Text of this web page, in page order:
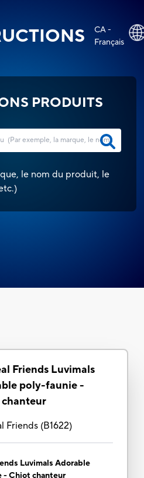
CA -
Français
PRODUITS
le nom du produit, le
)
Friends Luvimals
poly-faunie -
Friends(B1622)
Luvimals Adorable
- Chiot chanteur